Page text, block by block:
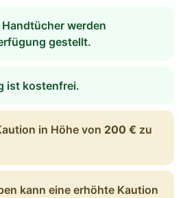
werden
gestellt.
ist kostenfrei.
in Höhe von 200 € zu
kann eine erhöhte Kaution